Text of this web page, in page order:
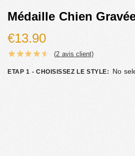
Médaille Chien
€13.90
(2 avis client)
ETAP 1 - CHOISISSEZ LE STYLE: No